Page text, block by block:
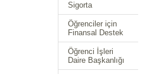
Sigorta
Öğrenciler için
Finansal Destek
Öğrenci İşleri
Daire Başkanlığı